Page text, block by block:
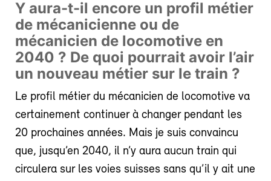
Y aura-t-il encore un profil métier
de mécanicienne ou de
mécanicien de locomotive en
2040 ? De quoi pourrait avoir l’air
un nouveau métier sur le train ?
Le profil métier du mécanicien de locomotive va
certainement continuer à changer pendant les
20 prochaines années. Mais je suis convaincu
que, jusqu’en 2040, il n’y aura aucun train qui
circulera sur les voies suisses sans qu’il y ait une